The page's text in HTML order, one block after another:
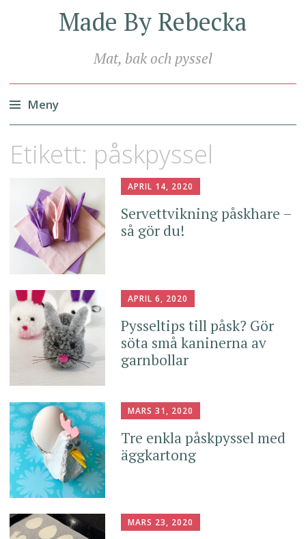
Made By Rebecka
Mat, bak och pyssel
Meny
till
Etikett: påskpyssel
APRIL 14, 2020
Servettvikning påskhare –
så gör du!
APRIL 6, 2020
Pysseltips till påsk? Gör
söta små kaninerna av
garnbollar
MARS 31, 2020
Tre enkla påskpyssel med
äggkartong
MARS 23, 2020